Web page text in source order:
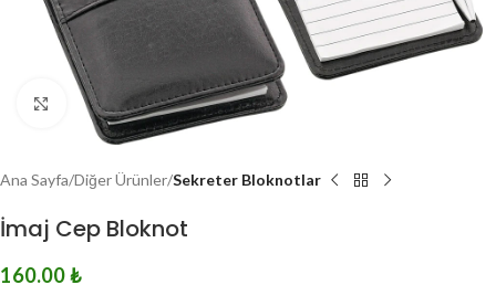
Click to enlarge
Ana Sayfa Diğer Ürünler Sekreter Bloknotlar
İmaj Cep Bloknot
160.00₺